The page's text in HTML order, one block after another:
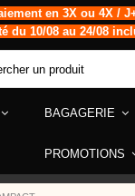
en 3X ou 4X /
du 10/08 au 24/08
BAGAGERIE
PROMOTIONS